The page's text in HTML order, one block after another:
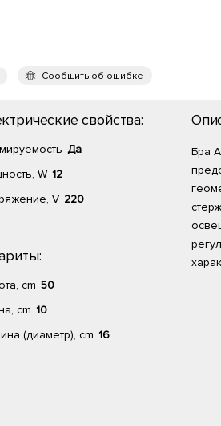
Сообщить об ошибке
свойства:
Да
W 12
V 220
cm 50
cm 10
(диаметр), cm 16
Бра